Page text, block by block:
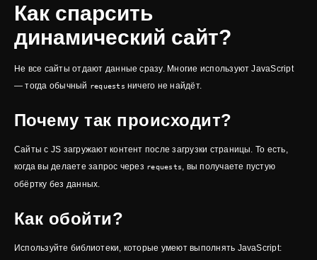
Как спарсить
динамический сайт?
Не все сайты отдают данные сразу. Многие используют JavaScript
— тогда обычный requests ничего не найдёт.
Почему так происходит?
Сайты с JS загружают контент после загрузки страницы. То есть,
когда вы делаете запрос через requests, вы получаете пустую
обёртку без данных.
Как обойти?
Используйте библиотеки, которые умеют выполнять JavaScript: